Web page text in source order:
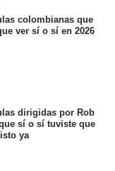
colombianas que
ver sí o sí en 2026
dirigidas por Rob
sí o sí tuviste que
ya